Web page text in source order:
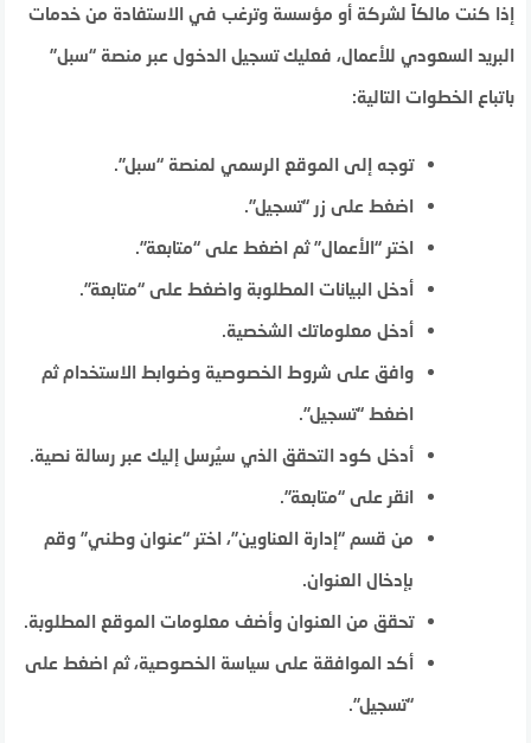
إذا كنت مالكاً لشركة أو مؤسسة وترغب في الاستفادة من خدمات
البريد السعودي للأعمال، فعليك تسجيل الدخول عبر منصة “سبل”
باتباع الخطوات التالية:
توجه إلى الموقع الرسمي لمنصة “سبل”.
اضغط على زر “تسجيل”.
اختر “الأعمال” ثم اضغط على “متابعة”.
أدخل البيانات المطلوبة واضغط على “متابعة”.
أدخل معلوماتك الشخصية.
وافق على شروط الخصوصية وضوابط الاستخدام ثم
اضغط “تسجيل”.
أدخل كود التحقق الذي سيُرسل إليك عبر رسالة نصية.
انقر على “متابعة”.
من قسم “إدارة العناوين”، اختر “عنوان وطني” وقم
بإدخال العنوان.
تحقق من العنوان وأضف معلومات الموقع المطلوبة.
أكد الموافقة على سياسة الخصوصية، ثم اضغط على
“تسجيل”.